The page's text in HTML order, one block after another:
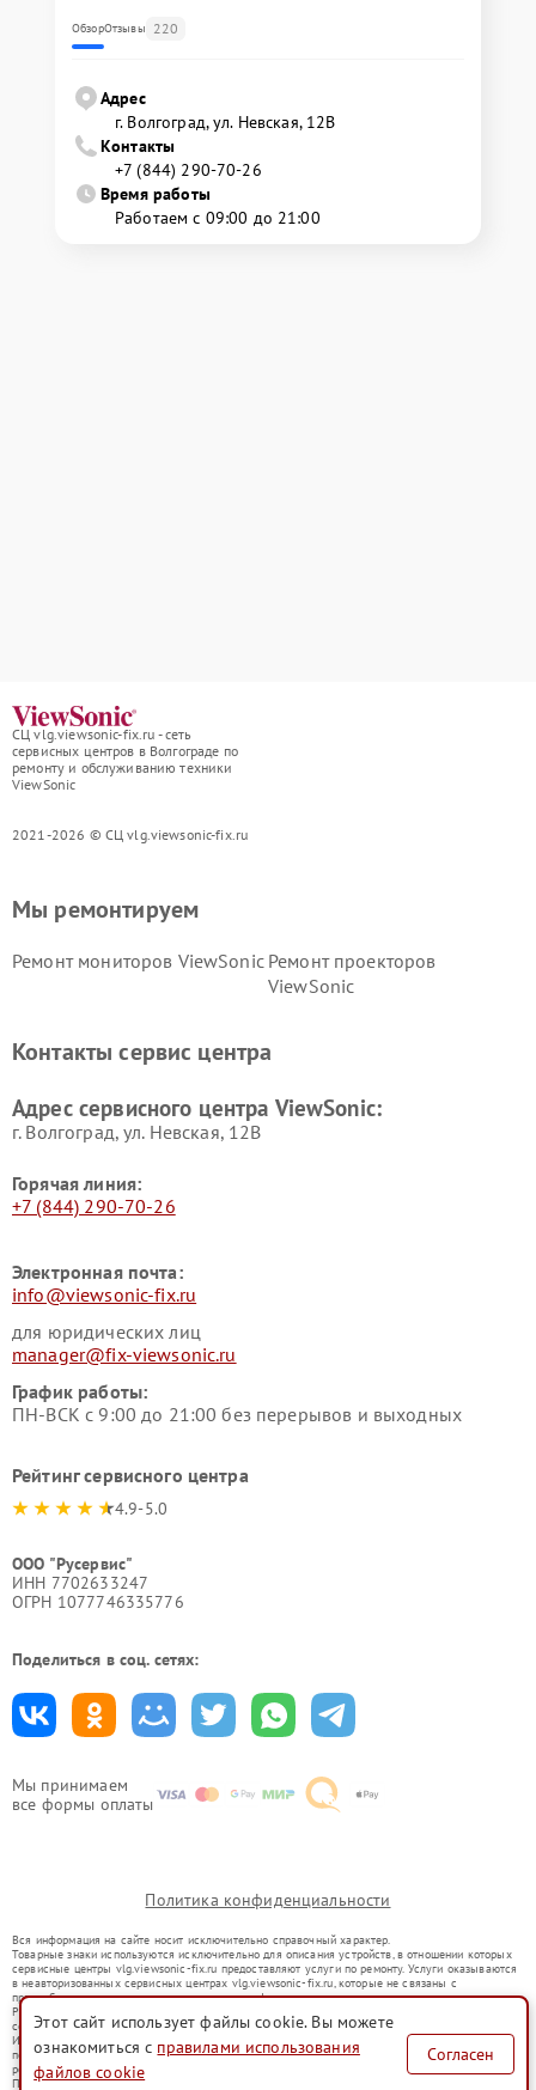
ОбзорОтзывы 220
Адрес
г. Волгоград, ул. Невская, 12В
Контакты
+7 (844) 290-70-26
Время работы
Работаем с 09:00 до 21:00
СЦ vlg.viewsonic-fix.ru - сеть
сервисных центров в Волгограде по
ремонту и обслуживанию техники
ViewSonic
2021-2026 © СЦ vlg.viewsonic-fix.ru
Мы принимаем
все формы оплаты
Мы ремонтируем
Ремонт мониторов ViewSonic Ремонт проекторов
ViewSonic
Контакты сервис центра
Адрес сервисного центра ViewSonic:
г. Волгоград, ул. Невская, 12В
Горячая линия:
+7 (844) 290-70-26
Электронная почта:
info@viewsonic-fix.ru
для юридических лиц
manager@fix-viewsonic.ru
График работы:
ПН-ВСК с 9:00 до 21:00 без перерывов и выходных
Рейтинг сервисного центра
4.9-5.0
ООО "Русервис"
ИНН 7702633247
ОГРН 1077746335776
Поделиться в соц. сетях:
Политика конфиденциальности
Вся информация на сайте носит исключительно справочный характер.
Товарные знаки используются исключительно для описания устройств, в отношении которых
сервисные центры vlg.viewsonic-fix.ru предоставляют услуги по ремонту. Услуги оказываются
в неавторизованных сервисных центрах vlg.viewsonic-fix.ru, которые не связаны с
правообладателями товарных знаков или их официальными представителями.
Ремонт осуществляется для устройств, уже введенных в гражданский оборот в соответствии
со статьей 1487 ГК РФ.
Использование товарных знаков не преследует цели индивидуализации услуг или введения
потребителей в заблуждение, а служит для информирования о предоставляемых услугах по
ремонту техники указанных брендов.
Представленная на сайте информация не является публичной офертой, определяемой
Этот сайт использует файлы cookie. Вы можете
ознакомиться с правилами использования
файлов cookie
Согласен